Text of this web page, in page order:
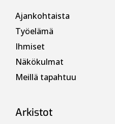
Ajankohtaista
Työelämä
Ihmiset
Näkökulmat
Meillä tapahtuu
Arkistot